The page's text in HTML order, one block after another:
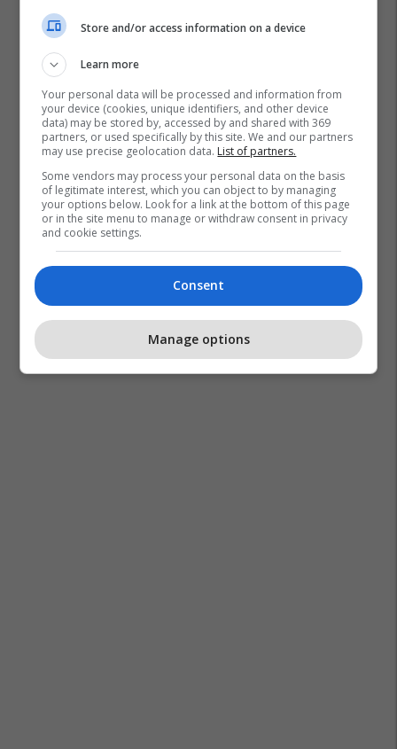
Store and/or access information on a device
Learn more
Your personal data will be processed and information from
your device (cookies, unique identifiers, and other device
data) may be stored by, accessed by and shared with 369
partners, or used specifically by this site. We and our partners
may use precise geolocation data. List of partners.
Some vendors may process your personal data on the basis
of legitimate interest, which you can object to by managing
your options below. Look for a link at the bottom of this page
or in the site menu to manage or withdraw consent in privacy
and cookie settings.
Consent
Manage options